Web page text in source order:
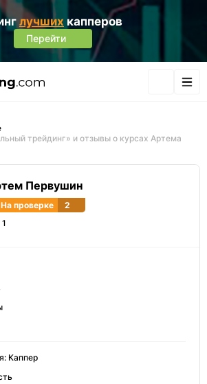
лучших капперов
Перейти
трейдинг» и отзывы о курсах Артема
Первушин
На проверке
2
1
Каппер